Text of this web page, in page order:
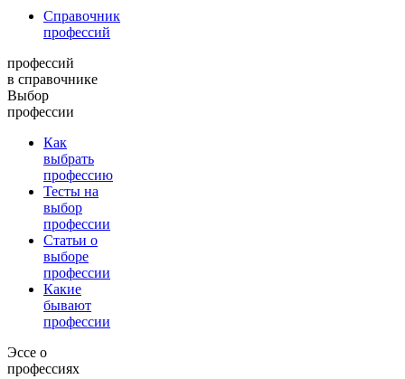
Справочник
профессий
профессий
в справочнике
Выбор
профессии
Как
выбрать
профессию
Тесты на
выбор
профессии
Статьи о
выборе
профессии
Какие
бывают
профессии
Эссе о
профессиях